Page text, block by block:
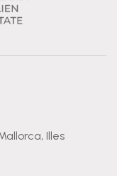
Illes